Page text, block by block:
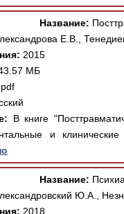
Название:
Е.В.,
2015
МБ
pdf
В книге
и
Название:
Ю.А.,
2018